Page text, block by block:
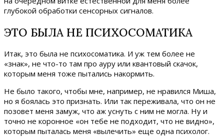
глубокой обработки сенсорных сигналов.
ЭТО БЫЛА НЕ ПСИХОСОМАТИКА
Итак, это была не психосоматика. И уж тем более не
«знак», не что-то там про ауру или квантовый скачок,
которым меня тоже пытались накормить.
Не было такого, чтобы мне, например, не нравился Миша,
но я боялась это признать. Или так переживала, что он не
позовет меня замуж, что аж уснуть с ним не могла. Ну и
точно не коронное «он тебе не подходит, что не видно»,
которым пыталась меня «вылечить» еще одна психолог.